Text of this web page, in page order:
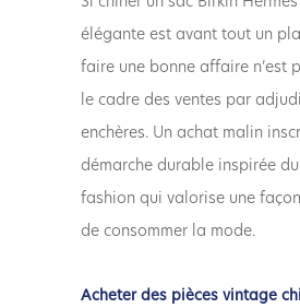
élégante est avant tout un
faire une bonne affaire n’est
le cadre des ventes par
enchères. Un achat malin
démarche durable inspirée
fashion qui valorise une
de consommer la mode.
Acheter des pièces vintage